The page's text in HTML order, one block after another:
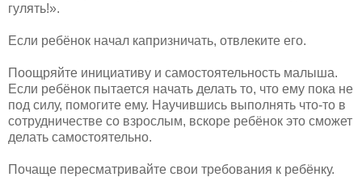
гулять!».
Если ребёнок начал капризничать, отвлеките его.
Поощряйте инициативу и самостоятельность малыша.
Если ребёнок пытается начать делать то, что ему пока не
под силу, помогите ему. Научившись выполнять что-то в
сотрудничестве со взрослым, вскоре ребёнок это сможет
делать самостоятельно.
Почаще пересматривайте свои требования к ребёнку.